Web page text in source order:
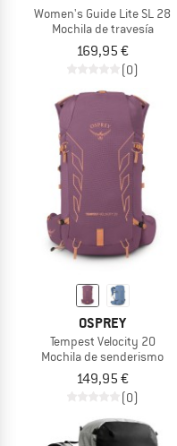
Women's Guide Lite SL 28
Mochila de travesía
169,95 €
(0)
OSPREY
Tempest Velocity 20
Mochila de senderismo
149,95 €
(0)